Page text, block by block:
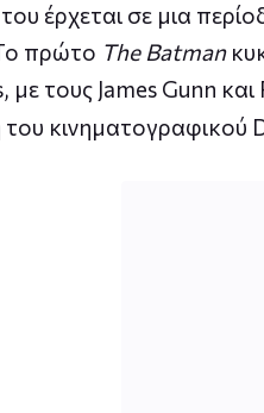
έρχεται σε μια
πρώτο The Batman
με τους James Gunn
κινηματογραφικού